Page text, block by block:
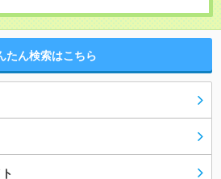
たん検索はこちら